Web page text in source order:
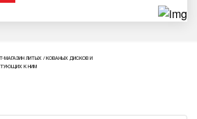
МАГАЗИН ЛИТЫХ / КОВАНЫХ ДИСКОВ И
К НИМ